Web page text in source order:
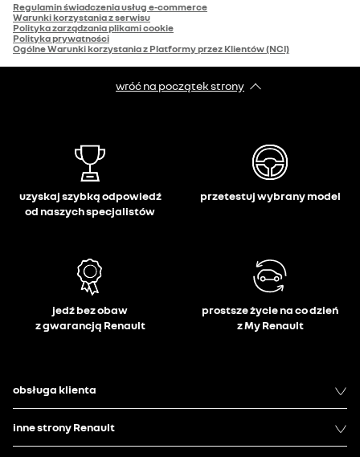
Regulamin świadczenia usług e-commerce
Warunki korzystania z serwisu
Polityka zarządzania plikami cookie
Polityka prywatności
Ogólne Warunki korzystania z Platformy przez Klientów (NCI)
wróć na początek strony
uzyskaj szybką odpowiedź
od naszych specjalistów
przetestuj wybrany model
jedź bez obaw
z gwarancją Renault
prostsze życie na co dzień
z My Renault
obsługa klienta
inne strony Renault